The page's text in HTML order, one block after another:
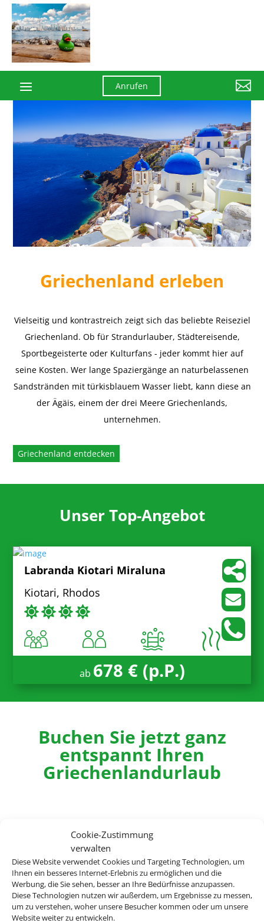
Cookie-Zustimmung
verwalten
Diese Website verwendet Cookies und Targeting Technologien, um
Ihnen ein besseres Internet-Erlebnis zu ermöglichen und die
Werbung, die Sie sehen, besser an Ihre Bedürfnisse anzupassen.
Diese Technologien nutzen wir außerdem, um Ergebnisse zu messen,
um zu verstehen, woher unsere Besucher kommen oder um unsere
Website weiter zu entwickeln.
Anrufen 
Griechenland erleben
Vielseitig und kontrastreich zeigt sich das beliebte Reiseziel
Griechenland. Ob für Strandurlauber, Städtereisende,
Sportbegeisterte oder Kulturfans - jeder kommt hier auf
seine Kosten. Wer lange Spaziergänge an naturbelassenen
Sandstränden mit türkisblauem Wasser liebt, kann diese an
der Ägäis, einem der drei Meere Griechenlands,
unternehmen.
Griechenland entdecken
Unser Top-Angebot
Labranda Kiotari Miraluna
Kiotari, Rhodos
ab 678 € (p.P.)
Buchen Sie jetzt ganz
entspannt Ihren
Griechenlandurlaub
Mareblue Beach Corfu Resort
Karniaris, Korfu